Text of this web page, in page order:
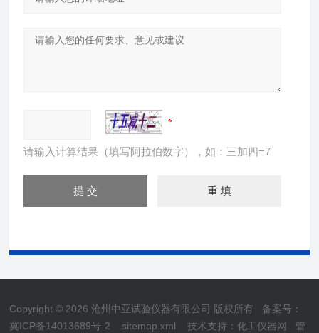
请输入计算结果（填写阿拉伯数字），如：三加四=7
Copyright © 2026 沧州中亚试验仪器有限公司 版权所有 备案号：
冀ICP备14013689号-2
sitemap.xml 技术支持：化工仪器网 管